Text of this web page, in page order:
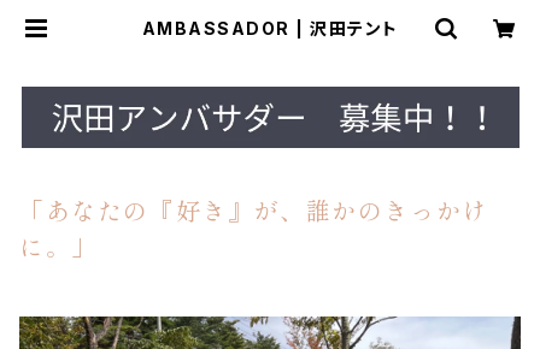
AMBASSADOR | 沢田テント
「あなたの『好き』が、誰かのきっかけ
に。」